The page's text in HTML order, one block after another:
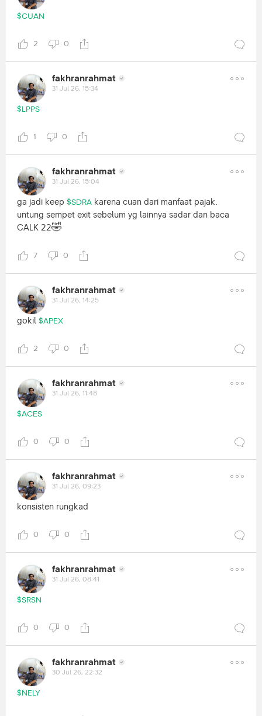
$CUAN
2 0
fakhranrahmat
31 Jul 26, 15:34
$LPPS
1 0
fakhranrahmat
31 Jul 26, 15:04
ga jadi keep $SDRA karena cuan dari manfaat pajak.
untung sempet exit sebelum yg lainnya sadar dan baca
CALK 22🤣
7 0
fakhranrahmat
31 Jul 26, 14:25
gokil $APEX
2 0
fakhranrahmat
31 Jul 26, 11:48
$ACES
0 0
fakhranrahmat
31 Jul 26, 09:23
konsisten rungkad
0 0
fakhranrahmat
31 Jul 26, 08:41
$SRSN
0 0
fakhranrahmat
30 Jul 26, 22:32
$NELY